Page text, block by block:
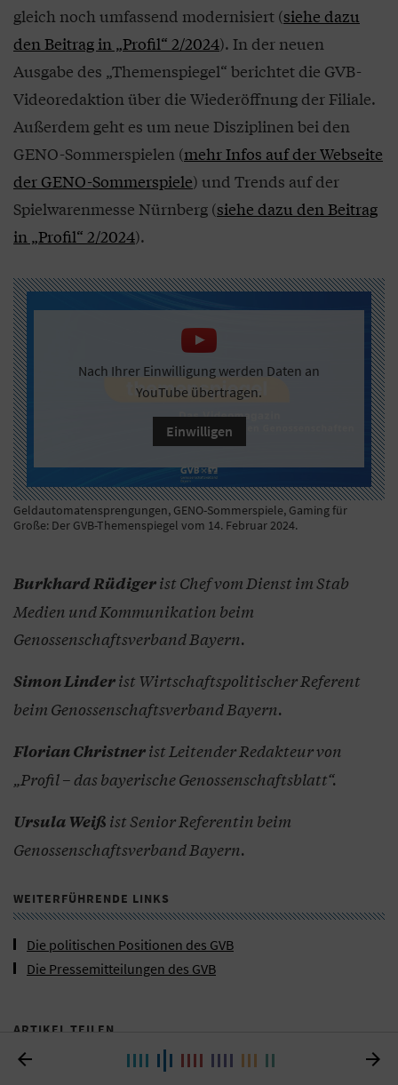
gleich noch umfassend modernisiert (siehe dazu
den Beitrag in „Profil“ 2/2024). In der neuen
Ausgabe des „Themenspiegel“ berichtet die GVB-
Videoredaktion über die Wiederöffnung der Filiale.
Außerdem geht es um neue Disziplinen bei den
GENO-Sommerspielen (mehr Infos auf der Webseite
der GENO-Sommerspiele) und Trends auf der
Spielwarenmesse Nürnberg (siehe dazu den Beitrag
in „Profil“ 2/2024).
Nach Ihrer Einwilligung werden Daten an
YouTube übertragen.
Einwilligen
Geldautomatensprengungen, GENO-Sommerspiele, Gaming für
Große: Der GVB-Themenspiegel vom 14. Februar 2024.
Burkhard Rüdigerist Chef vom Dienst im Stab
Medien und Kommunikation beim
Genossenschaftsverband Bayern.
Simon Linderist Wirtschaftspolitischer Referent
beim Genossenschaftsverband Bayern.
Florian Christnerist Leitender Redakteur von
„Profil – das bayerische Genossenschaftsblatt“.
Ursula Weiß ist Senior Referentin beim
Genossenschaftsverband Bayern.
WEITERFÜHRENDE LINKS
Die politischen Positionen des GVB
Die Pressemitteilungen des GVB
ARTIKEL TEILEN
 